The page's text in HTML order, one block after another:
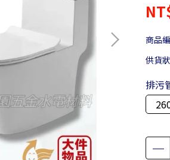
商品
供貨
排污